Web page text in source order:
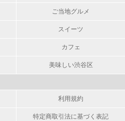
ご当地グルメ
スイーツ
カフェ
美味しい渋谷区
利用規約
特定商取引法に基づく表記